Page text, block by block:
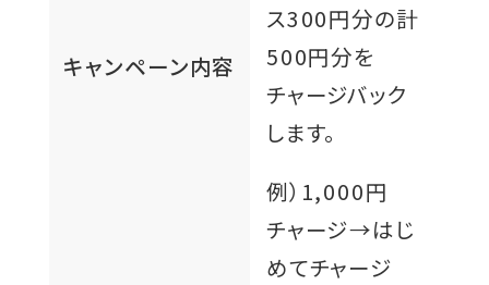
キャンペーン内容
ス300円分の計
500円分を
チャージバック
します。
例）1,000円
チャージ→はじ
めてチャージ